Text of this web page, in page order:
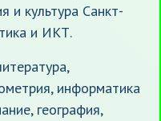
и культура Санкт-
и ИКТ.
информатика
география,